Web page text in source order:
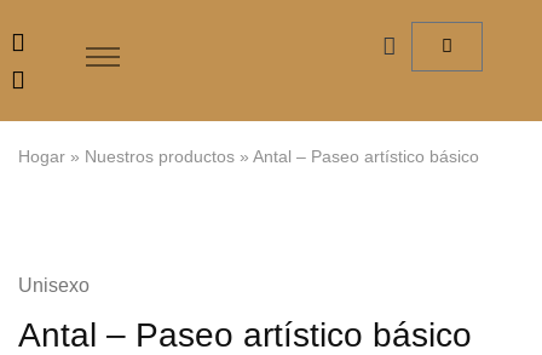
Hogar » Nuestros productos » Antal – Paseo artístico básico
Unisexo
Antal – Paseo artístico básico